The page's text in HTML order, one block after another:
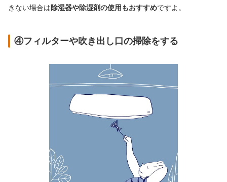
きない場合は 除湿器や除湿剤の使用もおすすめですよ。
④フィルターや吹き出し口の掃除をする